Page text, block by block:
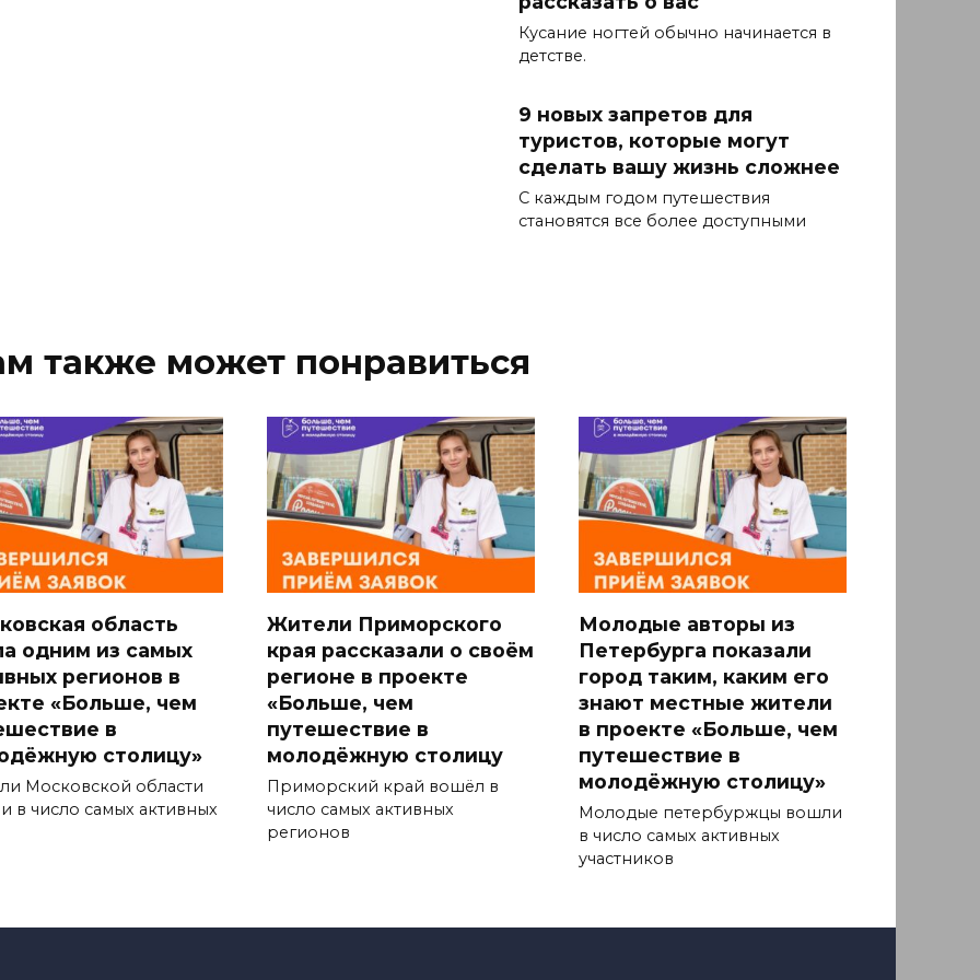
Кусание ногтей обычно начинается в
детстве.
9 новых запретов для
туристов, которые могут
сделать вашу жизнь сложнее
С каждым годом путешествия
становятся все более доступными
также может понравиться
область
одним из самых
регионов в
«Больше, чем
в
столицу»
Московской области
в число самых активных
Жители Приморского
края рассказали о своём
регионе в проекте
«Больше, чем
путешествие в
молодёжную столицу
Приморский край вошёл в
число самых активных
регионов
Молодые авторы из
Петербурга показали
город таким, каким его
знают местные жители
в проекте «Больше, чем
путешествие в
молодёжную столицу»
Молодые петербуржцы вошли
в число самых активных
участников